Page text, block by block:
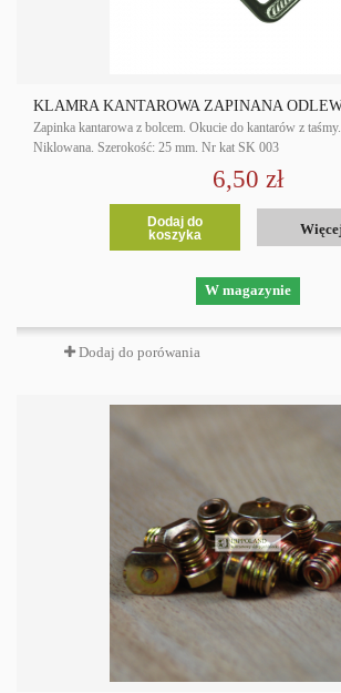
KLAMRA KANTAROWA ZAPINANA
Zapinka kantarowa z bolcem. Okucie do kantarów z
Niklowana. Szerokość: 25 mm. Nr kat SK 003
6,50 zł
Dodaj do
koszyka
W magazynie
Dodaj do porówania